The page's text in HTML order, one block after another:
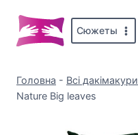
вмісту
Сюжеты
Головна - Всі дакімакури
Nature Big leaves